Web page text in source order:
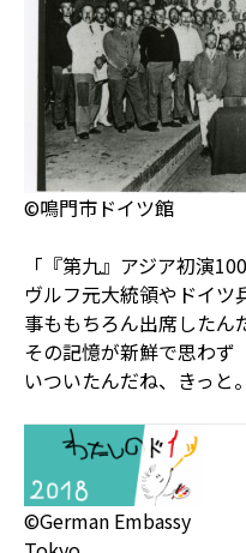
©鳴門市ドイツ館
「『第九』アジア初演
ヴルフ元大統領やドイツ
事ももちろん出席したん
その記憶が新鮮で思わず
いついたんだね、きっと。
©German Embassy